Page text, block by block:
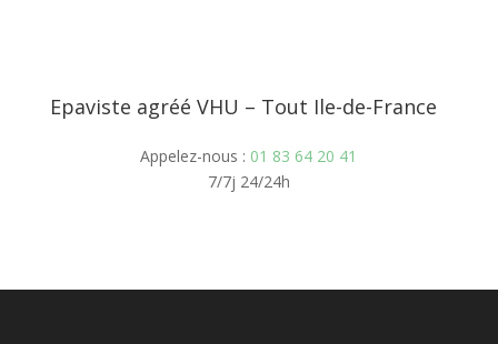
Epaviste agréé VHU – Tout Ile-de-France
Appelez-nous : 01 83 64 20 41
7/7j 24/24h